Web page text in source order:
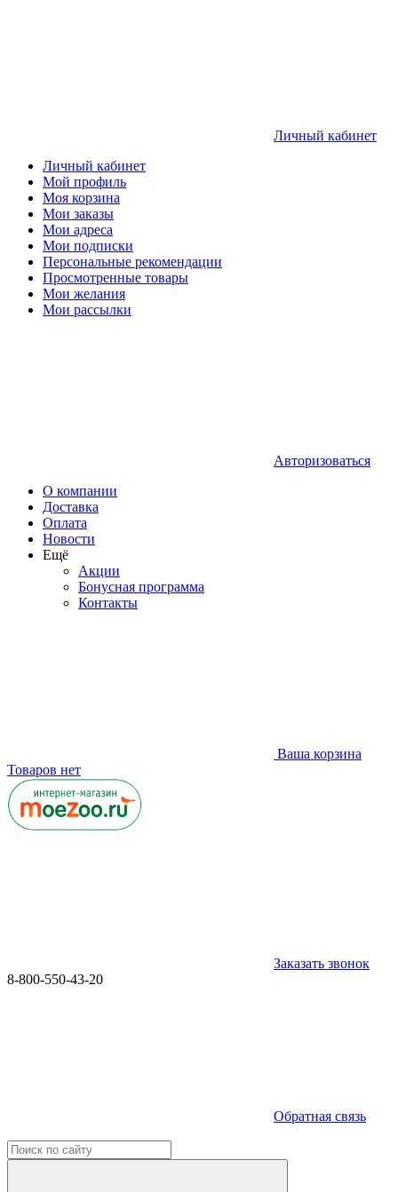
Личный кабинет
Личный кабинет
Мой профиль
Моя корзина
Мои заказы
Мои адреса
Мои подписки
Персональные рекомендации
Просмотренные товары
Мои желания
Мои рассылки
Авторизоваться
О компании
Доставка
Оплата
Новости
Ещё
Акции
Бонусная программа
Контакты
Ваша корзина
Товаров нет
Заказать звонок
8-800-550-43-20
Обратная связь